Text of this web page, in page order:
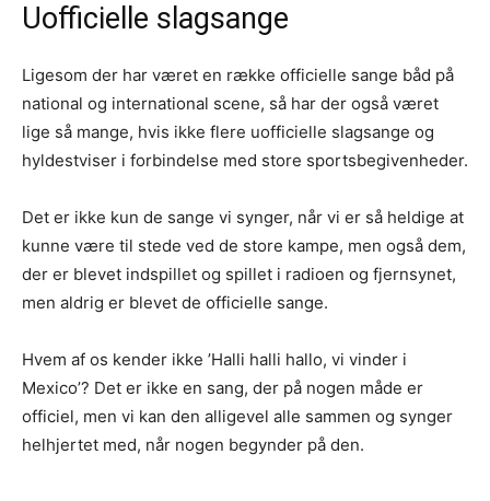
Uofficielle slagsange
Ligesom der har været en række officielle sange båd på
national og international scene, så har der også været
lige så mange, hvis ikke flere uofficielle slagsange og
hyldestviser i forbindelse med store sportsbegivenheder.
Det er ikke kun de sange vi synger, når vi er så heldige at
kunne være til stede ved de store kampe, men også dem,
der er blevet indspillet og spillet i radioen og fjernsynet,
men aldrig er blevet de officielle sange.
Hvem af os kender ikke ’Halli halli hallo, vi vinder i
Mexico’? Det er ikke en sang, der på nogen måde er
officiel, men vi kan den alligevel alle sammen og synger
helhjertet med, når nogen begynder på den.